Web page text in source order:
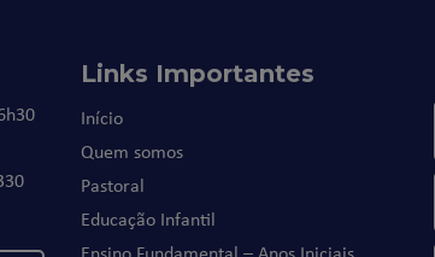
Links Importantes
Início
Quem somos
Pastoral
Educação Infantil